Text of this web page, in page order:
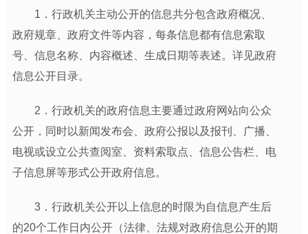
1．行政机关主动公开的信息共分包含政府概况、
政府规章、政府文件等内容，每条信息都有信息索取
号、信息名称、内容概述、生成日期等表述。详见政府
信息公开目录。
2．行政机关的政府信息主要通过政府网站向公众
公开，同时以新闻发布会、政府公报以及报刊、广播、
电视或设立公共查阅室、资料索取点、信息公告栏、电
子信息屏等形式公开政府信息。
3．行政机关公开以上信息的时限为自信息产生后
的20个工作日内公开（法律、法规对政府信息公开的期